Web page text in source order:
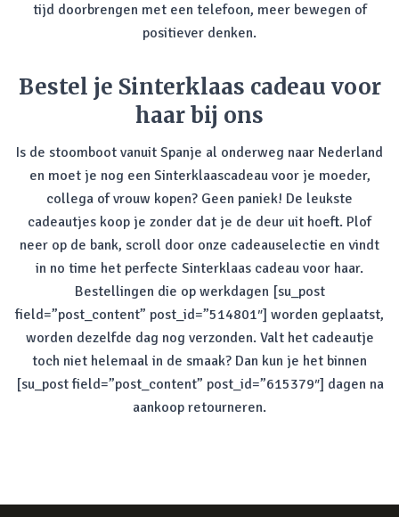
tijd doorbrengen met een telefoon, meer bewegen of
positiever denken.
Bestel je Sinterklaas cadeau voor
haar bij ons
Is de stoomboot vanuit Spanje al onderweg naar Nederland
en moet je nog een Sinterklaascadeau voor je moeder,
collega of vrouw kopen? Geen paniek! De leukste
cadeautjes koop je zonder dat je de deur uit hoeft. Plof
neer op de bank, scroll door onze cadeauselectie en vindt
in no time het perfecte Sinterklaas cadeau voor haar.
Bestellingen die op werkdagen [su_post
field=”post_content” post_id=”514801″] worden geplaatst,
worden dezelfde dag nog verzonden. Valt het cadeautje
toch niet helemaal in de smaak? Dan kun je het binnen
[su_post field=”post_content” post_id=”615379″] dagen na
aankoop retourneren.